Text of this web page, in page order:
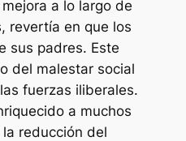
a lo largo de
revertía en que los
sus padres. Este
del malestar social
fuerzas iliberales.
a muchos
reducción del